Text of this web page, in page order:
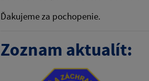
Ďakujeme za pochopenie.
Zoznam aktualít: